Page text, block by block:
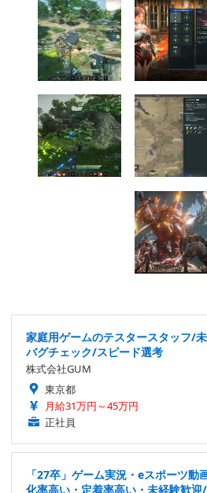
家庭用ゲームのテスタースタッフ/
バグチェック/スピード選考
株式会社GUM
東京都
月給31万円～45万円
正社員
「27卒」ゲーム実況・eスポーツ
化率高い・定着率高い・未経験歓